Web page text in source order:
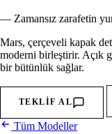
— Zamansız zarafetin
Mars, çerçeveli kapak
moderni birleştirir. Açık
bir bütünlük sağlar.
TEKLIF AL
Tüm Modeller